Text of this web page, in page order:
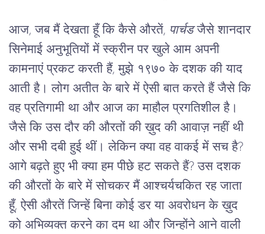
आज, जब मैं देखता हूँ कि कैसे औरतें, पार्चड जैसे शानदार
सिनेमाई अनुभूतियों में स्क्रीन पर खुले आम अपनी
कामनाएं प्रकट करती हैं, मुझे १९७० के दशक की याद
आती है। लोग अतीत के बारे में ऐसी बात करते हैं जैसे कि
वह प्रतिगामी था और आज का माहौल प्रगतिशील है।
जैसे कि उस दौर की औरतों की ख़ुद की आवाज़ नहीं थी
और सभी दबी हुई थीं। लेकिन क्या वह वाकई में सच है?
आगे बढ़ते हुए भी क्या हम पीछे हट सकते हैं? उस दशक
की औरतों के बारे में सोचकर मैं आश्चर्यचकित रह जाता
हूँ, ऐसी औरतें जिन्हें बिना कोई डर या अवरोधन के ख़ुद
को अभिव्यक्त करने का दम था और जिन्होंने आने वाली